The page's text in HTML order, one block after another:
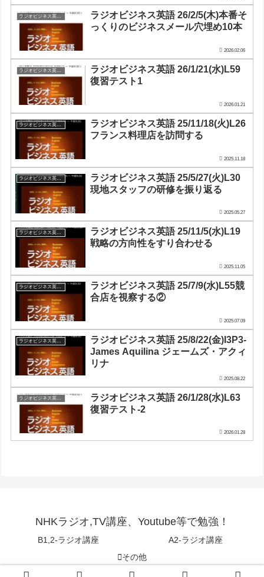
ラジオビジネス英会話
ラジオビジネス英語 26/2/5(木)本番そ
っくりのビジネスメール穴埋め10本
2026.02.06
ラジオビジネス英会話
ラジオビジネス英語 26/1/21(水)L59
復習テスト1
2026.01.21
ラジオビジネス英語 25/11/18(火)L26
フランス料理店を訪問する
2025.11.18
ラジオビジネス英会話
ラジオビジネス英語 25/5/27(火)L30
現地スタッフの研修を振り返る
2025.05.27
ラジオビジネス英会話
ラジオビジネス英語 25/11/5(水)L19
戦略の方向性をすり合わせる
2025.11.05
ラジオビジネス英会話
ラジオビジネス英語 25/7/9(水)L55競
合店を視察する②
2025.07.09
ラジオビジネス英会話
ラジオビジネス英語 25/8/22(金)I3P3-
James Aquilina ジェームズ・アクィ
リナ
2025.08.22
ラジオビジネス英会話
ラジオビジネス英語 26/1/28(水)L63
復習テスト-2
2026.01.28
NHKラジオ,TV講座、Youtube等で勉強！
B1,2-ラジオ講座
A2-ラジオ講座
その他